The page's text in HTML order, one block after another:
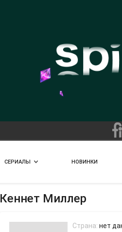
СЕРИАЛЫ НОВИНКИ
Кеннет Миллер
Страна: нет